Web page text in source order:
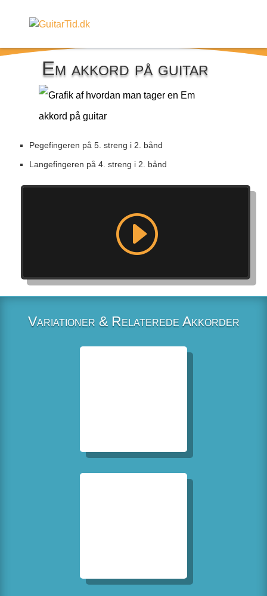
Em akkord på guitar
Pegefingeren på 5. streng i 2. bånd
Langefingeren på 4. streng i 2. bånd
Variationer & Relaterede Akkorder